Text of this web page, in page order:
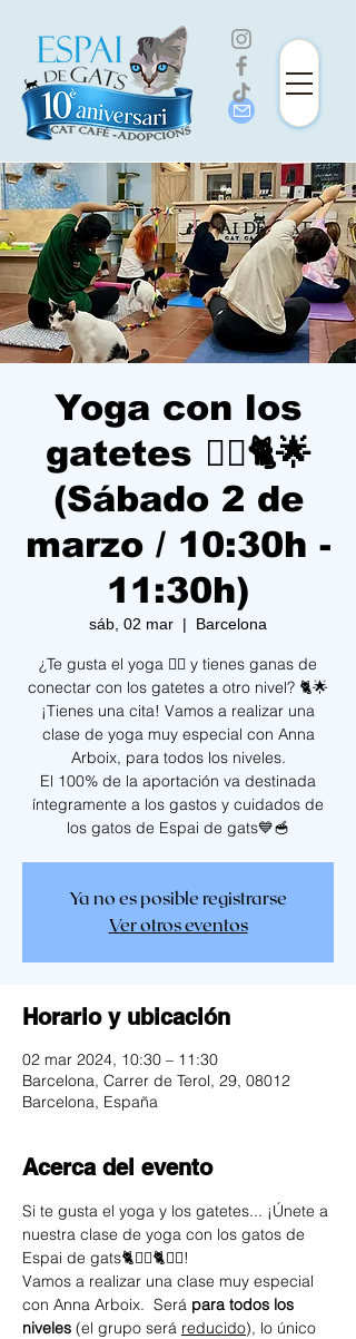
Yoga con los
gatetes 🧘‍♀️🐈🌟
(Sábado 2 de
marzo / 10:30h -
11:30h)
sáb, 02 mar
  |
Barcelona
¿Te gusta el yoga 🧘‍♀️ y tienes ganas de
conectar con los gatetes a otro nivel? 🐈🌟
¡Tienes una cita! Vamos a realizar una
clase de yoga muy especial con Anna
Arboix, para todos los niveles.
El 100% de la aportación va destinada
íntegramente a los gastos y cuidados de
los gatos de Espai de gats💙🥣
Ya no es posible registrarse
Ver otros eventos
Horario y ubicación
02 mar 2024, 10:30 – 11:30
Barcelona, Carrer de Terol, 29, 08012
Barcelona, España
Acerca del evento
Si te gusta el yoga y los gatetes... ¡Únete a
nuestra clase de yoga con los gatos de
Espai de gats🐈🧘‍♀️🐈🧘‍♀️!
Vamos a realizar una clase muy especial
con Anna Arboix.  Será para todos los
niveles (el grupo será reducido), lo único